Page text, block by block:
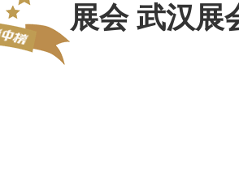
展会 武汉展